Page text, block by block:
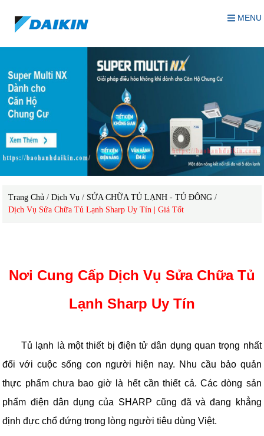
MENU
Trang Chủ /Dịch Vụ / SỬA CHỮA TỦ LẠNH - TỦ ĐÔNG /
Dịch Vụ Sửa Chữa Tủ Lạnh Sharp Uy Tín | Giá Tốt
Nơi Cung Cấp Dịch Vụ Sửa Chữa Tủ
Lạnh Sharp Uy Tín
Tủ lạnh là một thiết bị điện tử dân dụng quan trọng nhất
đối với cuộc sống con người hiện nay. Nhu cầu bảo quản
thực phẩm chưa bao giờ là hết cần thiết cả. Các dòng sản
phẩm điện dân dụng của SHARP cũng đã và đang khẳng
định đực chổ đứng trong lòng người tiêu dùng Việt.